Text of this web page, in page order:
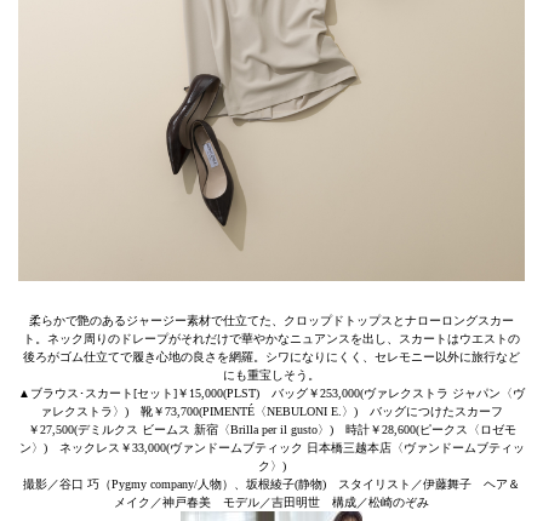
柔らかで艶のあるジャージー素材で仕立てた、クロップドトップスとナローロングスカー
ト。ネック周りのドレープがそれだけで華やかなニュアンスを出し、スカートはウエストの
後ろがゴム仕立てで履き心地の良さを網羅。シワになりにくく、セレモニー以外に旅行など
にも重宝しそう。
▲ブラウス･スカート[セット]￥15,000(PLST) バッグ￥253,000(ヴァレクストラ ジャパン〈ヴ
ァレクストラ〉) 靴￥73,700(PIMENTÉ〈NEBULONI E.〉) バッグにつけたスカーフ
￥27,500(デミルクス ビームス 新宿〈Brilla per il gusto〉) 時計￥28,600(ピークス〈ロゼモ
ン〉) ネックレス￥33,000(ヴァンドームブティック 日本橋三越本店〈ヴァンドームブティッ
ク〉)
撮影／谷口 巧（Pygmy company/人物）、坂根綾子(静物) スタイリスト／伊藤舞子 ヘア＆
メイク／神戸春美 モデル／吉田明世 構成／松崎のぞみ